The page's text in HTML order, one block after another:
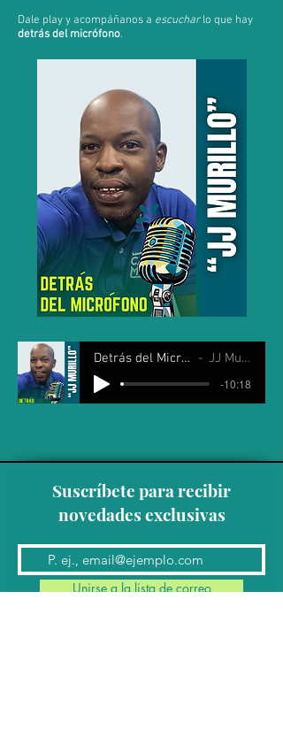
Dale play y acompáñanos a escucharlo que hay
detrás del micrófono.
Detrás del Micrófono JJ Murillo
-10:18
Suscríbete para recibir
novedades exclusivas
Unirse a la lista de correo